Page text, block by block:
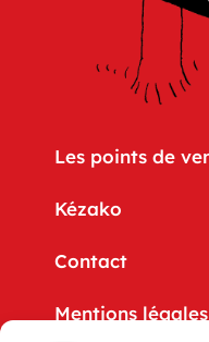
Les points de
Kézako
Contact
Mentions légales